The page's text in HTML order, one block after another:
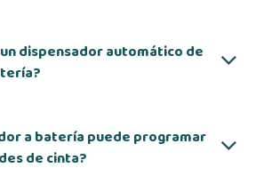
dispensador automático de
a batería puede programar
de cinta?